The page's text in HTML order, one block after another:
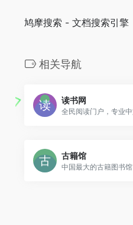
鸠摩搜索 - 文档搜索引擎
相关导航
读书网
古籍馆
中国最大的古籍图书馆